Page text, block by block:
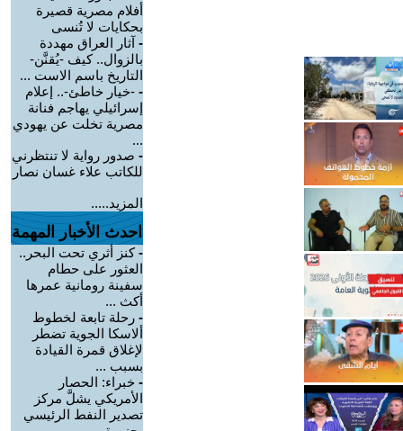
أفلام مصرية قصيرة
بحكايات لا تُنسى
- آثار العراق مهددة
بالزوال.. كيف -يُقنَّن-
التاريخ باسم الاست ...
- -خيار خاطئ-.. إعلام
إسرائيلي يهاجم فنانة
مصرية تخلت عن يهودي
...
- صدور رواية لا تنتظرني
للكاتب علاء غسان نصار
المزيد.....
احدث الأخبار المهمة
-كنز أثري تحت البحر..
العثور على حطام
سفينة رومانية عمرها
أكث ...
- رحلة تابعة لخطوط
ألاسكا الجوية تضطر
لإغلاق قمرة القيادة
بسبب ...
- خبراء: الحصار
الأمريكي يشلَّ مركز
تصدير النفط الرئيسي